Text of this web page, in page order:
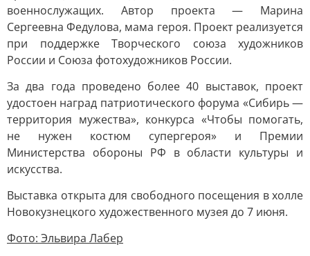
военнослужащих. Автор проекта — Марина
Сергеевна Федулова, мама героя. Проект реализуется
при поддержке Творческого союза художников
России и Союза фотохудожников России.
За два года проведено более 40 выставок, проект
удостоен наград патриотического форума «Сибирь —
территория мужества», конкурса «Чтобы помогать,
не нужен костюм супергероя» и Премии
Министерства обороны РФ в области культуры и
искусства.
Выставка открыта для свободного посещения в холле
Новокузнецкого художественного музея до 7 июня.
Фото: Эльвира Лабер